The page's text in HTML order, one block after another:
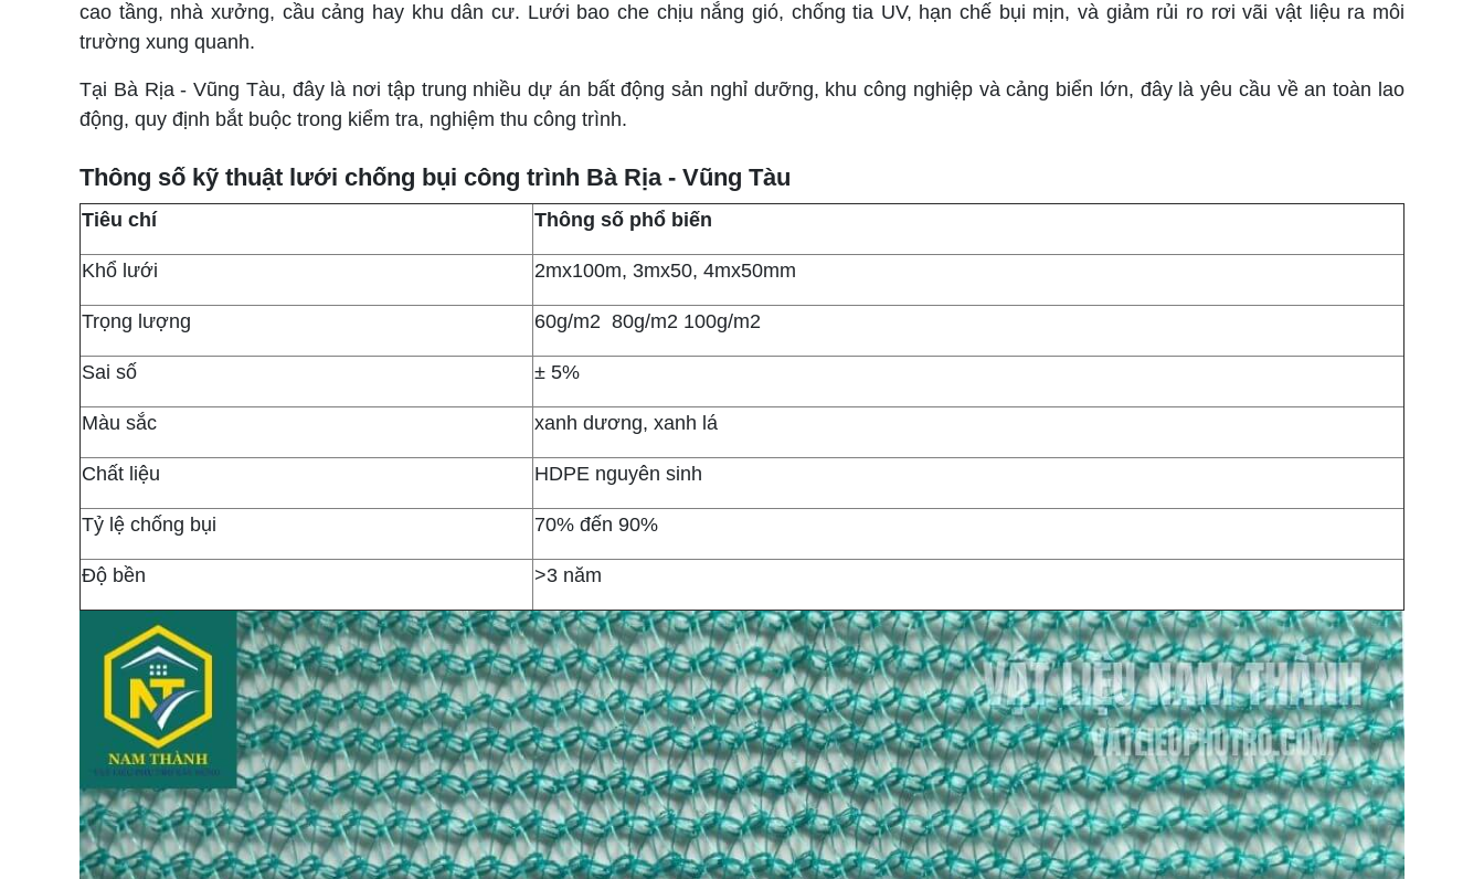
cao tầng, nhà xưởng, cầu cảng hay khu dân cư. Lưới bao che chịu nắng gió, chống tia UV, hạn chế bụi mịn, và giảm rủi ro rơi vãi vật liệu ra môi
trường xung quanh.
Tại Bà Rịa - Vũng Tàu, đây là nơi tập trung nhiều dự án bất động sản nghỉ dưỡng, khu công nghiệp và cảng biển lớn, đây là yêu cầu về an toàn lao
động, quy định bắt buộc trong kiểm tra, nghiệm thu công trình.
Thông số kỹ thuật lưới chống bụi công trình Bà Rịa - Vũng Tàu
Tiêu chí Thông số phổ biến
Khổ lưới 2mx100m, 3mx50, 4mx50mm
Trọng lượng 60g/m2 80g/m2 100g/m2
Sai số ± 5%
Màu sắc xanh dương, xanh lá
Chất liệu HDPE nguyên sinh
Tỷ lệ chống bụi 70% đến 90%
Độ bền >3 năm